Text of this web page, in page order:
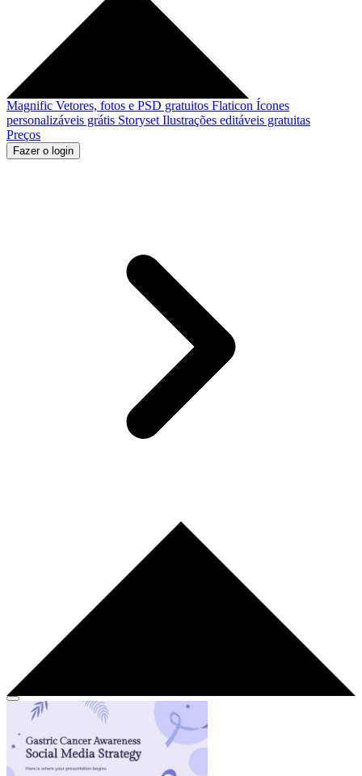
Magnific Vetores, fotos e PSD gratuitos Flaticon Ícones
personalizáveis grátis Storyset Ilustrações editáveis gratuitas
Preços
Fazer o login